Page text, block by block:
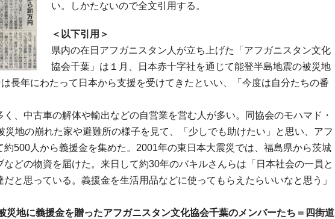
い。しかたないので全文引用する。
＜以下引用＞
県内の在日アフガニスタン人が立ち上げた「アフガニスタン文化
協会千葉」は１月、日本赤十字社を通じて能登半島地震の被災地
長年にわたって日本から支援を受けてきたといい、「今度は自分たちの番
、中古車の解体や輸出などの自営業を営む人が多い。同協会のモハマド・
地の崩れた家や避難所の様子を見て、「少しでも助けたい」と思い、アフ
500人から義援金を集めた。2001年の東日本大震災では、福島県から茨城
どの物資を届けた。来日して約30年のバキルさんらは「日本社会の一員と
と思っている。義援金を生活用品などに使ってもらえたらいいなと思う」
災地に義援金を贈ったアフガニスタン文化協会千葉のメンバーたち＝四街道